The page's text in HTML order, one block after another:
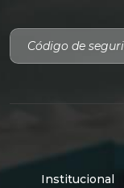
Código de seguridad
Institucional